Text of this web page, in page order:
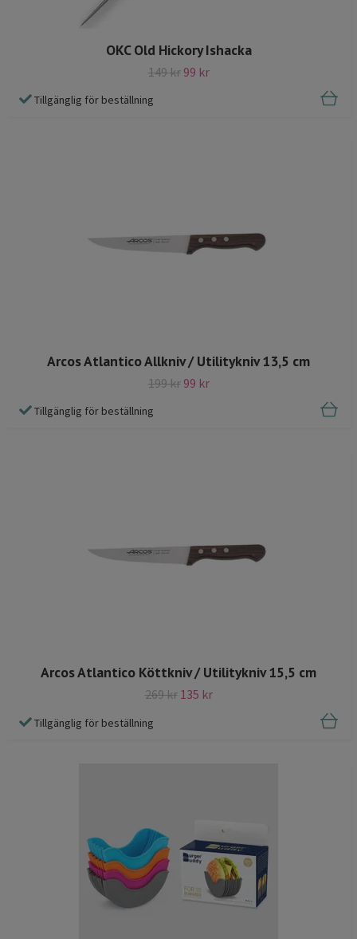
OKC Old Hickory Ishacka
149 kr 99 kr
Tillgänglig för beställning
Arcos Atlantico Allkniv / Utilitykniv 13,5 cm
199 kr 99 kr
Tillgänglig för beställning
Arcos Atlantico Köttkniv / Utilitykniv 15,5 cm
269 kr 135 kr
Tillgänglig för beställning